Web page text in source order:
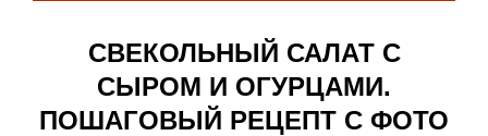
СВЕКОЛЬНЫЙ САЛАТ С
СЫРОМ И ОГУРЦАМИ.
ПОШАГОВЫЙ РЕЦЕПТ С ФОТО